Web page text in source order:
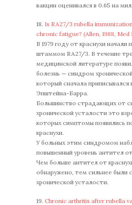
вакцин оценивался в 0.65 на
18. Is RA27/3 rubella
chronic fatigue? (Allen, 1988, Med
В 1979 году от краснухи начали
штаммом RA27/3. В течение
медицинской литературе
болезнь — синдром
который сначала приписывался
Эпштейна-Барра.
Большинство страдающих от
хронической усталости это
которых симптомы появились
краснухи.
У больных этим синдромом
повышенный уровень антител
Чем больше антител от
обнаружено, тем сильнее были
хронической усталости.
19. Chronic arthritis after rubella